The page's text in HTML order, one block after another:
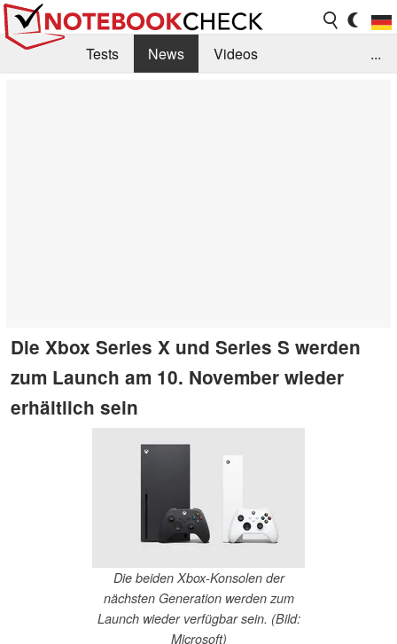
Tests News
Videos
...
Die Xbox Series X und Series S werden
zum Launch am 10. November wieder
erhältlich sein
Die beiden Xbox-Konsolen der
nächsten Generation werden zum
Launch wieder verfügbar sein. (Bild:
Microsoft)